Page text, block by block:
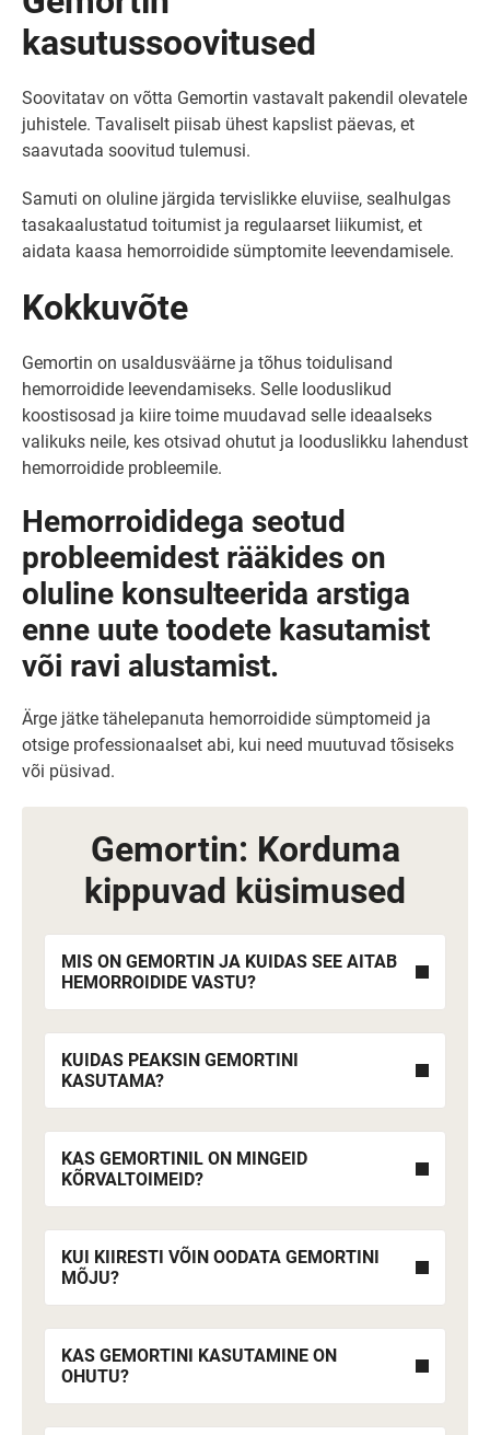
kasutussoovitused
Soovitatav on võtta Gemortin vastavalt pakendil olevatele
juhistele. Tavaliselt piisab ühest kapslist päevas, et
saavutada soovitud tulemusi.
Samuti on oluline järgida tervislikke eluviise, sealhulgas
tasakaalustatud toitumist ja regulaarset liikumist, et
aidata kaasa hemorroidide sümptomite leevendamisele.
Kokkuvõte
Gemortin on usaldusväärne ja tõhus toidulisand
hemorroidide leevendamiseks. Selle looduslikud
koostisosad ja kiire toime muudavad selle ideaalseks
valikuks neile, kes otsivad ohutut ja looduslikku lahendust
hemorroidide probleemile.
Hemorroididega seotud
probleemidest rääkides on
oluline konsulteerida arstiga
enne uute toodete kasutamist
või ravi alustamist.
Ärge jätke tähelepanuta hemorroidide sümptomeid ja
otsige professionaalset abi, kui need muutuvad tõsiseks
või püsivad.
Gemortin: Korduma
kippuvad küsimused
MIS ON GEMORTIN JA KUIDAS SEE AITAB
HEMORROIDIDE VASTU?
KUIDAS PEAKSIN GEMORTINI
KASUTAMA?
KAS GEMORTINIL ON MINGEID
KÕRVALTOIMEID?
KUI KIIRESTI VÕIN OODATA GEMORTINI
MÕJU?
KAS GEMORTINI KASUTAMINE ON
OHUTU?